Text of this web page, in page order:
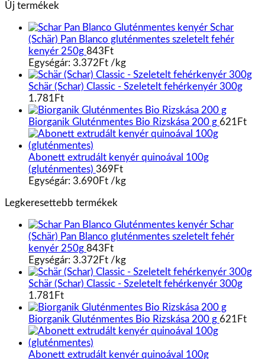
Új termékek
Schar
(Schär) Pan Blanco gluténmentes szeletelt fehér
kenyér 250g 843 Ft
Egységár: 3.372 Ft /kg
Schär (Schar) Classic - Szeletelt fehérkenyér 300g
1.781 Ft
Biorganik Gluténmentes Bio Rizskása 200 g 621 Ft
Abonett extrudált kenyér quinoával 100g
(gluténmentes) 369 Ft
Egységár: 3.690Ft /kg
Legkeresettebb termékek
Schar
(Schär) Pan Blanco gluténmentes szeletelt fehér
kenyér 250g 843 Ft
Egységár: 3.372 Ft /kg
Schär (Schar) Classic - Szeletelt fehérkenyér 300g
1.781 Ft
Biorganik Gluténmentes Bio Rizskása 200 g 621 Ft
Abonett extrudált kenyér quinoával 100g